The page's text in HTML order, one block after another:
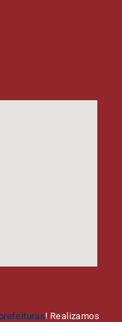
! Realizamos